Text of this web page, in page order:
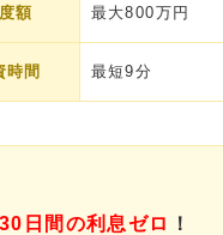
額 最大800万円
時間 最短9分
日間の利息ゼロ
！